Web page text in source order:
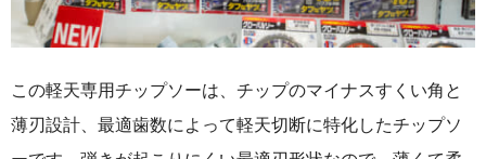
この軽天専用チップソーは、チップのマイナスすくい角と
薄刃設計、最適歯数によって軽天切断に特化したチップソ